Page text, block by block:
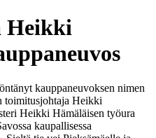
Heikki
kauppaneuvoksen nimen
toimitusjohtaja Heikki
Heikki Hämäläisen työura
kaupallisessa